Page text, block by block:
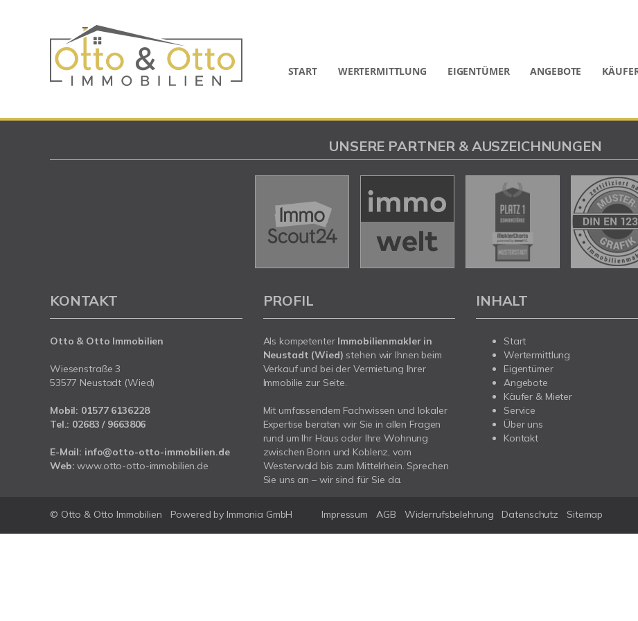
START WERTERMITTLUNG EIGENTÜMER ANGEBOTE
UNSERE PARTNER & AUSZEICHNUNGEN
KONTAKT
Otto & Otto Immobilien
Wiesenstraße 3
53577 Neustadt (Wied)
Mobil: 01577 6136228
Tel.: 02683 / 9663806
E-Mail: info@otto-otto-immobilien.de
Web: www.otto-otto-immobilien.de
PROFIL
Als kompetenter Immobilienmakler in
Neustadt (Wied) stehen wir Ihnen beim
Verkauf und bei der Vermietung Ihrer
Immobilie zur Seite.
Mit umfassendem Fachwissen und lokaler
Expertise beraten wir Sie in allen Fragen
rund um Ihr Haus oder Ihre Wohnung
zwischen Bonn und Koblenz, vom
Westerwald bis zum Mittelrhein. Sprechen
Sie uns an – wir sind für Sie da.
INHALT
Start
Wertermittlung
Eigentümer
Angebote
Käufer & Mieter
Service
Über uns
Kontakt
© Otto & Otto Immobilien Powered by Immonia GmbH Impressum AGB Widerrufsbelehrung Datenschutz Sitemap